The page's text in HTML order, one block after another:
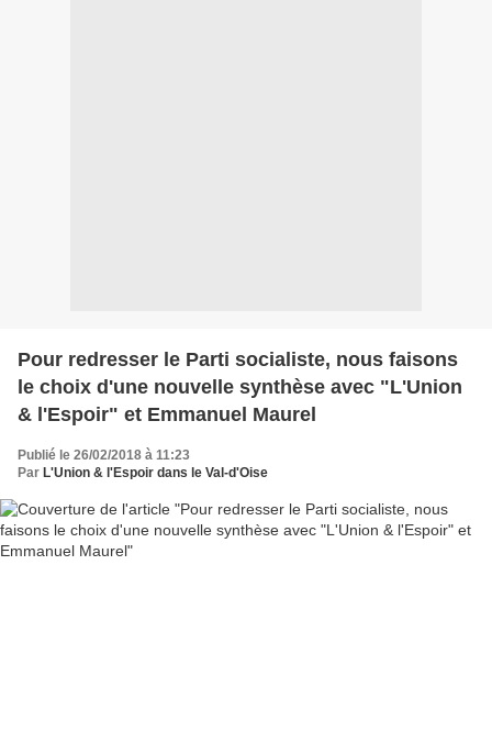
Pour redresser le Parti socialiste, nous faisons
le choix d'une nouvelle synthèse avec "L'Union
& l'Espoir" et Emmanuel Maurel
Publié le 26/02/2018 à 11:23
Par L'Union & l'Espoir dans le Val-d'Oise